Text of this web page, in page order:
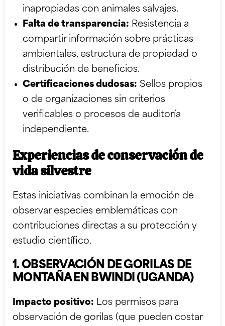
inapropiadas con animales salvajes.
Falta de transparencia: Resistencia a
compartir información sobre prácticas
ambientales, estructura de propiedad o
distribución de beneficios.
Certificaciones dudosas: Sellos propios
o de organizaciones sin criterios
verificables o procesos de auditoría
independiente.
Experiencias de conservación de
vida silvestre
Estas iniciativas combinan la emoción de
observar especies emblemáticas con
contribuciones directas a su protección y
estudio científico.
1. OBSERVACIÓN DE GORILAS DE
MONTAÑA EN BWINDI (UGANDA)
Impacto positivo: Los permisos para
observación de gorilas (que pueden costar